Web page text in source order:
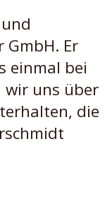
Er
einmal bei
wir uns über
die